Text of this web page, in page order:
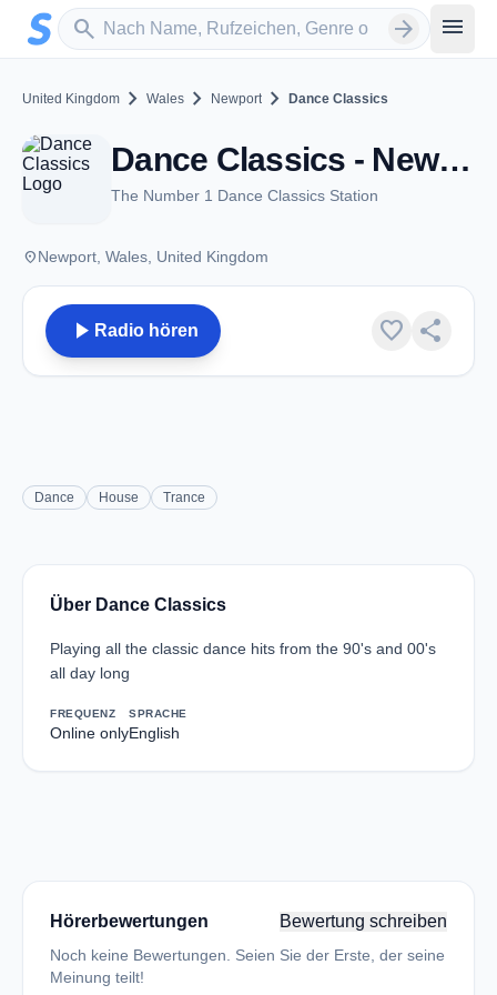
Zum Hauptinhalt springen
search
Sender suchen arrow_forward menu
United Kingdom chevron_right Wales chevron_right Newport chevron_right Dance Classics
Dance Classics - Newport
The Number 1 Dance Classics Station
placeNewport, Wales, United Kingdom
play_arrow Radio hören favorite share
Dance House Trance
Über Dance Classics
Playing all the classic dance hits from the 90's and 00's
all day long
FREQUENZ
Online only
SPRACHE
English
Hörerbewertungen Bewertung schreiben
Noch keine Bewertungen. Seien Sie der Erste, der seine
Meinung teilt!